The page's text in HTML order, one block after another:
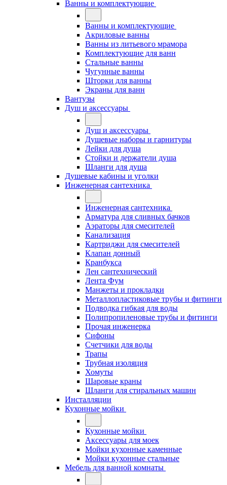
Ванны и комплектующие
Ванны и комплектующие
Акриловые ванны
Ванны из литьевого мрамора
Комплектующие для ванн
Стальные ванны
Чугунные ванны
Шторки для ванны
Экраны для ванн
Вантузы
Душ и аксессуары
Душ и аксессуары
Душевые наборы и гарнитуры
Лейки для душа
Стойки и держатели душа
Шланги для душа
Душевые кабины и уголки
Инженерная сантехника
Инженерная сантехника
Арматура для сливных бачков
Аэраторы для смесителей
Канализация
Картриджи для смесителей
Клапан донный
Кранбукса
Лен сантехнический
Лента Фум
Манжеты и прокладки
Металлопластиковые трубы и фитинги
Подводка гибкая для воды
Полипропиленовые трубы и фитинги
Прочая инженерка
Сифоны
Счетчики для воды
Трапы
Трубная изоляция
Хомуты
Шаровые краны
Шланги для стиральных машин
Инсталляции
Кухонные мойки
Кухонные мойки
Аксессуары для моек
Мойки кухонные каменные
Мойки кухонные стальные
Мебель для ванной комнаты